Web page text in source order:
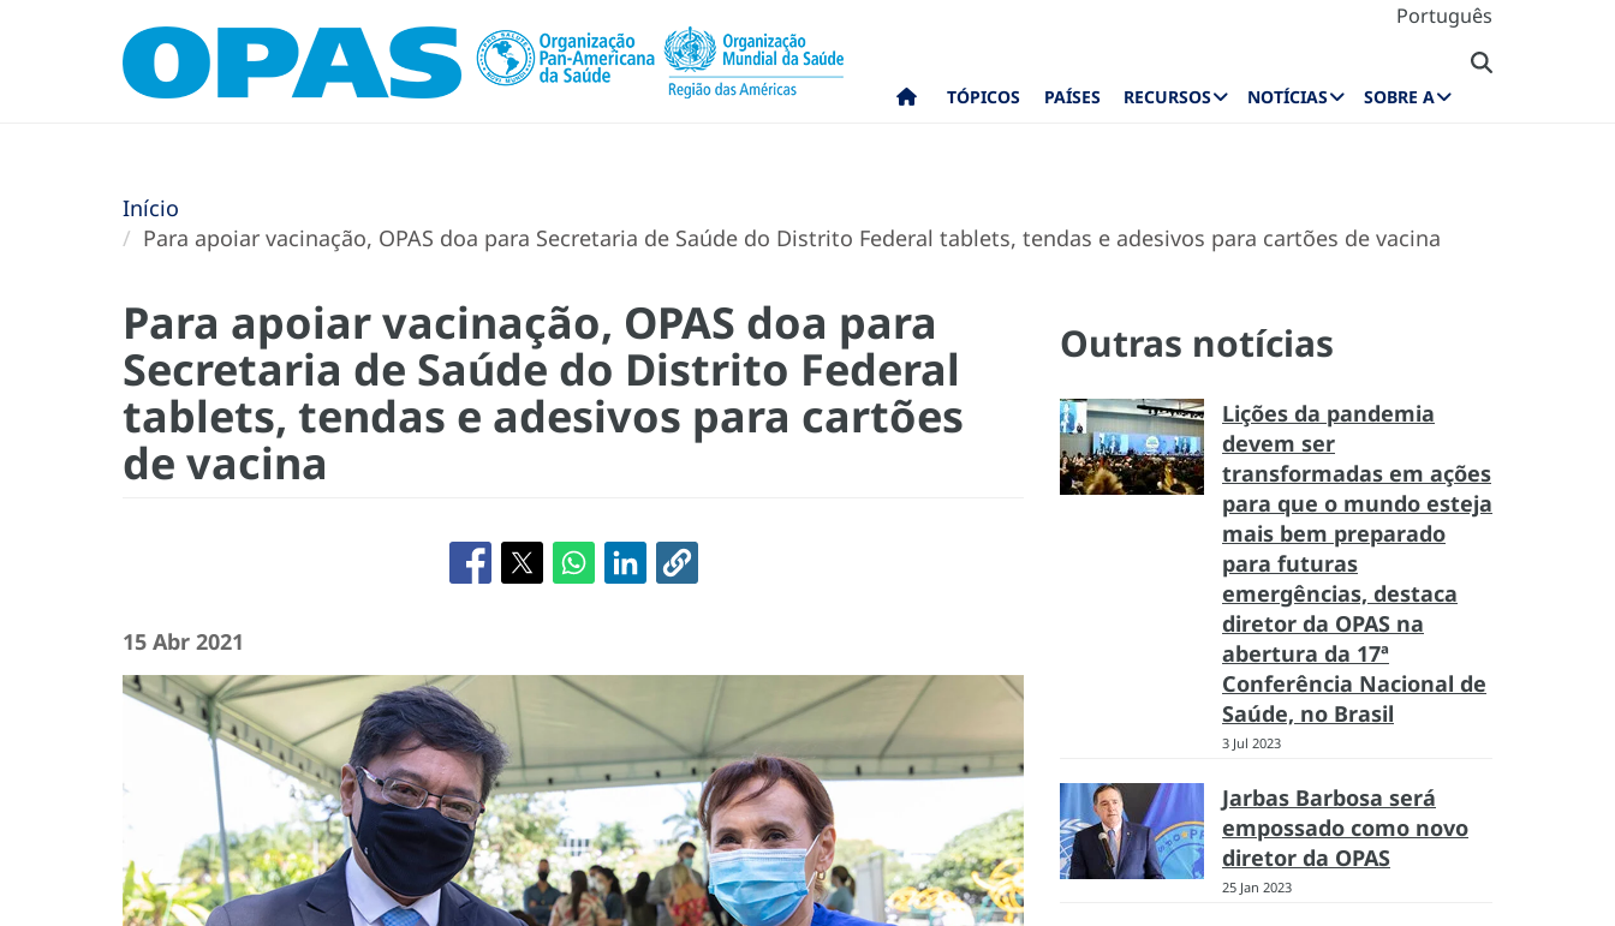
Português
TÓPICOS PAÍSES RECURSOS NOTÍCIAS SOBRE A
Início
Para apoiar vacinação, OPAS doa para Secretaria de Saúde do Distrito Federal tablets, tendas e adesivos para cartões de vacina
Para apoiar vacinação, OPAS doa para
Secretaria de Saúde do Distrito Federal
tablets, tendas e adesivos para cartões
de vacina
15 Abr 2021
Outras notícias
Lições da pandemia
devem ser
transformadas em ações
para que o mundo esteja
mais bem preparado
para futuras
emergências, destaca
diretor da OPAS na
abertura da 17ª
Conferência Nacional de
Saúde, no Brasil
3 Jul 2023
Jarbas Barbosa será
empossado como novo
diretor da OPAS
25 Jan 2023